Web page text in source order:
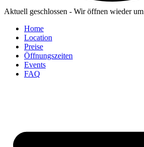
Aktuell geschlossen - Wir öffnen wieder um
Home
Location
Preise
Öffnungszeiten
Events
FAQ